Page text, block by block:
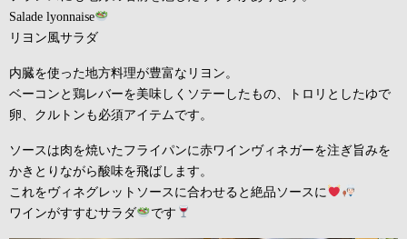
Salade lyonnaise
リヨン風サラダ
内臓を使った地方料理が豊富なリヨン。
ベーコンと鶏レバーを美味しくソテーしたもの、トロリとしたゆで
卵、クルトンも必須アイテムです。
ソースは肉を焼いたフライパンに赤ワインヴィネガーを注ぎ旨みを
かきとりながら酸味を飛ばします。
これをヴィネグレットソースに合わせると絶品ソースに
ワインがすすむサラダ
です